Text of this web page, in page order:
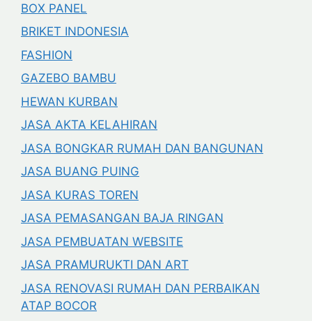
BOX PANEL
BRIKET INDONESIA
FASHION
GAZEBO BAMBU
HEWAN KURBAN
JASA AKTA KELAHIRAN
JASA BONGKAR RUMAH DAN BANGUNAN
JASA BUANG PUING
JASA KURAS TOREN
JASA PEMASANGAN BAJA RINGAN
JASA PEMBUATAN WEBSITE
JASA PRAMURUKTI DAN ART
JASA RENOVASI RUMAH DAN PERBAIKAN
ATAP BOCOR